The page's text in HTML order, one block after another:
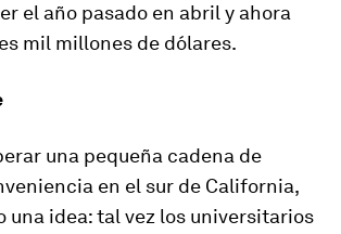
el año pasado en abril y ahora
mil millones de dólares.
una pequeña cadena de
en el sur de California,
una idea: tal vez los universitarios